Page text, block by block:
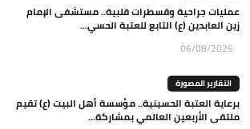
عمليات جراحية وقسطرات قلبية.. مستشفى الإمام
زين العابدين (ع) التابع للعتبة الحسي...
06/08/2026
التقارير المصورة
برعاية العتبة الحسينية.. مؤسسة أهل البيت (ع) تقيم
ملتقى الأربعين العالمي بمشاركة...